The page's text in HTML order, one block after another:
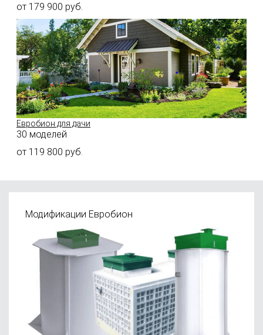
от 179 900 руб.
Евробион для дачи
30 моделей
от 119 800 руб.
Модификации Евробион